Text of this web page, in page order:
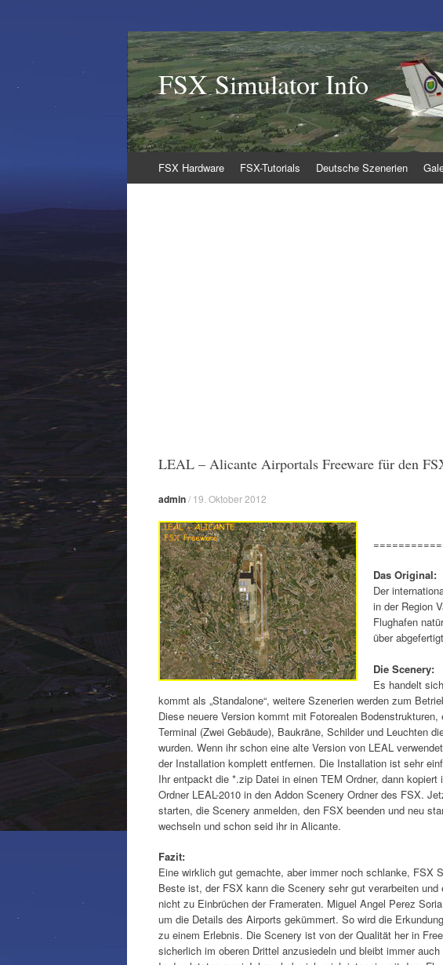
FSX Simulator Info
Inhalt
FSX Hardware FSX-Tutorials Deutsche Szenerien
LEAL – Alicante Airportals Freeware für den
admin/ 19. Oktober 2012
Das Original:
Der
in der Region
Flughafen
über
Die Scenery:
Es handelt
kommt als „Standalone“, weitere Szenerien werden zum
Diese neuere Version kommt mit Fotorealen Bodenstrukturen,
Terminal (Zwei Gebäude), Baukräne, Schilder und Leuchten
wurden. Wenn ihr schon eine alte Version von LEAL
der Installation komplett entfernen. Die Installation ist sehr
Ihr entpackt die *.zip Datei in einen TEM Ordner, dann kopiert
Ordner LEAL-2010 in den Addon Scenery Ordner des FSX.
starten, die Scenery anmelden, den FSX beenden und neu
wechseln und schon seid ihr in Alicante.
Fazit:
Eine wirklich gut gemachte, aber immer noch schlanke, FSX
Beste ist, der FSX kann die Scenery sehr gut verarbeiten und
nicht zu Einbrüchen der Frameraten. Miguel Angel Perez
um die Details des Airports gekümmert. So wird die
zu einem Erlebnis. Die Scenery ist von der Qualität her in
sicherlich im oberen Drittel anzusiedeln und bleibt immer auch